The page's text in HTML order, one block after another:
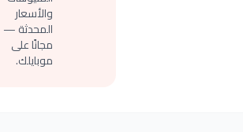
والأسعار
المحدثة —
مجانًا على
موبايلك.